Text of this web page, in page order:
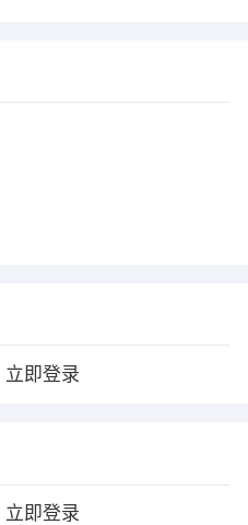
立即登录
立即登录